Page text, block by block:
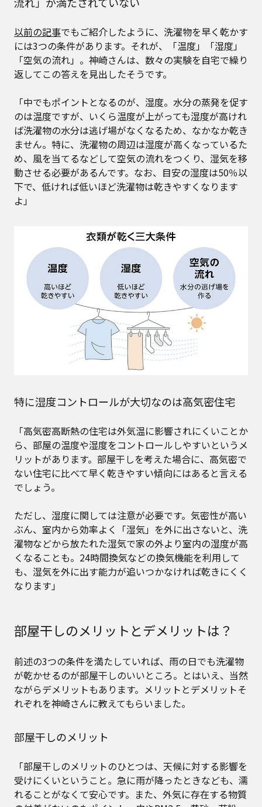
以前の記事でもご紹介したように、洗濯物を早く乾かす
には3つの条件があります。それが、「温度」「湿度」
「空気の流れ」。神崎さんは、数々の実験を自宅で繰り
返してこの答えを見出したそうです。
「中でもポイントとなるのが、湿度。水分の蒸発を促す
のは温度ですが、いくら温度が上がっても湿度が高けれ
ば洗濯物の水分は逃げ場がなくなるため、なかなか乾き
ません。特に、洗濯物の周辺は湿度が高くなっているた
め、風を当てるなどして空気の流れをつくり、湿気を移
動させる必要があるんです。なお、目安の湿度は50％以
下で、低ければ低いほど洗濯物は乾きやすくなります
よ」
特に湿度コントロールが大切なのは高気密住宅
「高気密高断熱の住宅は外気温に影響されにくいことか
ら、部屋の温度や湿度をコントロールしやすいというメ
リットがあります。部屋干しを考えた場合に、高気密で
ない住宅に比べて早く乾きやすい傾向にはあると言える
でしょう。
ただし、湿度に関しては注意が必要です。気密性が高い
ぶん、室内から効率よく「湿気」を外に出さないと、洗
濯物などから放たれた湿気で家の外より室内の湿度が高
くなることも。24時間換気などの換気機能を利用して
も、湿気を外に出す能力が追いつかなければ乾きにくく
なります」
部屋干しのメリットとデメリットは？
前述の3つの条件を満たしていれば、雨の日でも洗濯物
が乾かせるのが部屋干しのいいところ。とはいえ、当然
ながらデメリットもあります。メリットとデメリットそ
れぞれを神崎さんに教えてもらいました。
部屋干しのメリット
「部屋干しのメリットのひとつは、天候に対する影響を
受けにくいということ。急に雨が降ったときなども、濡
れることがなくて安心です。また、外気に存在する物質